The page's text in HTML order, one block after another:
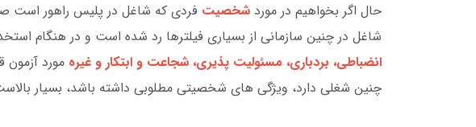
حال اگر بخواهیم در مورد شخصیت فردی که شاغل در پلیس راهور است
شاغل در چنین سازمانی از بسیاری فیلترها رد شده است و در هنگام
انضباطی، بردباری، مسئولیت پذیری، شجاعت و ابتکار و غیره مورد آزمون
چنین شغلی دارد، ویژگی های شخصیتی مطلوبی داشته باشد، بسیار